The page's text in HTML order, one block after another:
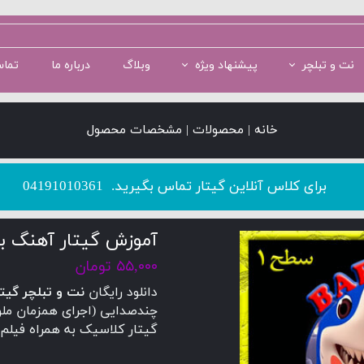
نت و تبلچر پیشنهاد ویژه وبلاگ درباره ما
خانه | محصولات | مشخصات محصول
​​​​​​​برای کلاس آنلاین گیتار تماس بگیرید. 04191010361
آموزش گیتار آهنگ
۵۵,۰۰۰ تومان
دانلود رایگان نت و تبلچر
چندصدایی (اجرای همزمان
گیتار کلاسیک به همراه